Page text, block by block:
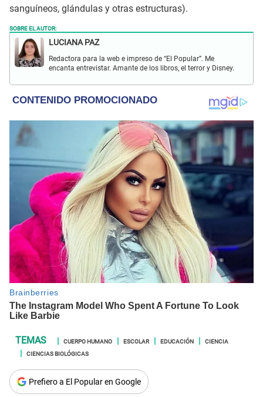
sanguíneos, glándulas y otras estructuras).
SOBRE EL AUTOR:
LUCIANA PAZ
Redactora para la web e impreso de “El Popular”. Me
encanta entrevistar. Amante de los libros, el terror y Disney.
CUERPO HUMANO ESCOLAR EDUCACIÓN
CIENCIA
CIENCIAS BIOLÓGICAS
Prefiero a El Popular en Google